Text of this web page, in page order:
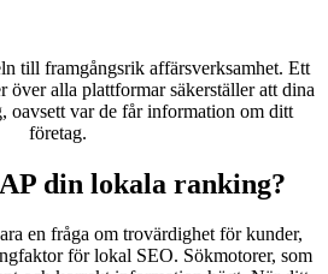
till framgångsrik affärsverksamhet. Ett
över alla plattformar säkerställer att dina
oavsett var de får information om ditt
företag.
din lokala ranking?
en fråga om trovärdighet för kunder,
för lokal SEO. Sökmotorer, som